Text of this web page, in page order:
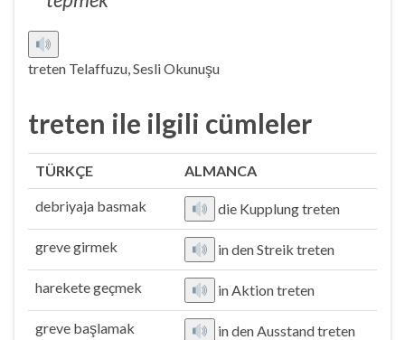
treten Telaffuzu, Sesli Okunuşu
treten ile ilgili cümleler
TÜRKÇE ALMANCA
debriyaja basmak die Kupplung treten
greve girmek in den Streik treten
harekete geçmek in Aktion treten
greve başlamak in den Ausstand treten